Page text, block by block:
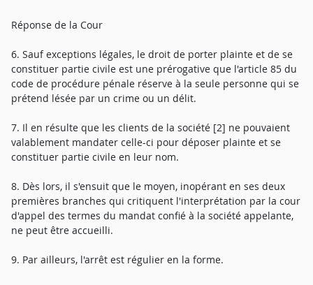
Réponse de la Cour
6. Sauf exceptions légales, le droit de porter plainte et de se
constituer partie civile est une prérogative que l'article 85 du
code de procédure pénale réserve à la seule personne qui se
prétend lésée par un crime ou un délit.
7. Il en résulte que les clients de la société [2] ne pouvaient
valablement mandater celle-ci pour déposer plainte et se
constituer partie civile en leur nom.
8. Dès lors, il s'ensuit que le moyen, inopérant en ses deux
premières branches qui critiquent l'interprétation par la cour
d'appel des termes du mandat confié à la société appelante,
ne peut être accueilli.
9. Par ailleurs, l'arrêt est régulier en la forme.